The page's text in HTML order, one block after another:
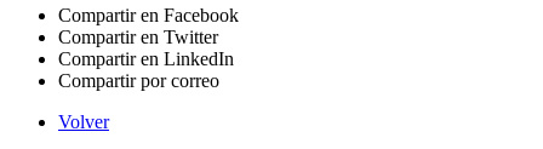
Compartir en Facebook
Compartir en Twitter
Compartir en LinkedIn
Compartir por correo
Volver